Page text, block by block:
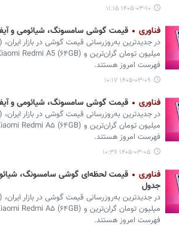
۱۴۰۵-۰۳-۱۰ ۱۱:۱۵
فناوری قیمت گوشی سامسونگ، شیائومی و آیفون امروز شنبه
فهرست امروز هستند.
۱۴۰۵-۰۳-۰۹ ۱۰:۱۷
فناوری قیمت گوشی سامسونگ، شیائومی و آیفون امروز
فهرست امروز هستند.
۱۴۰۵-۰۳-۰۵ ۱۰:۳۶
فناوری
جدول
فهرست امروز هستند.